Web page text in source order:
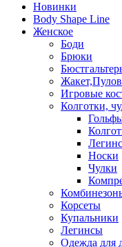
Новинки
Body Shape Line
Женское
Боди
Брюки
Игровые
Колготки,
Носки
Чулки
Корсеты
Купальники
Легинсы
Одежда для